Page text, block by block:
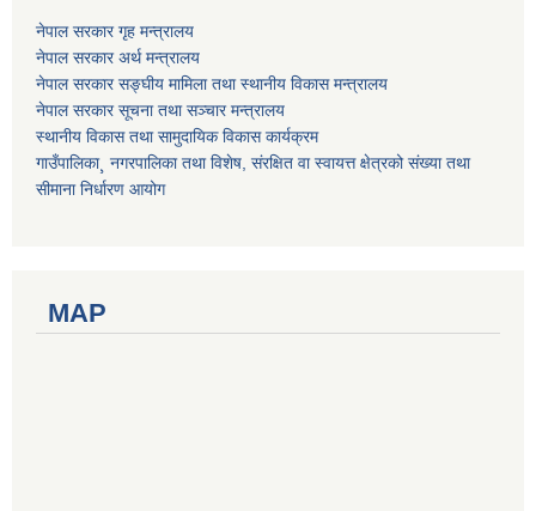
नेपाल सरकार गृह मन्त्रालय
नेपाल सरकार अर्थ मन्त्रालय
नेपाल सरकार सङ्घीय मामिला तथा स्थानीय विकास मन्त्रालय
नेपाल सरकार सूचना तथा सञ्चार मन्त्रालय
स्थानीय विकास तथा सामुदायिक विकास कार्यक्रम
गाउँपालिका¸ नगरपालिका तथा विशेष, संरक्षित वा स्वायत्त क्षेत्रको संख्या तथा
सीमाना निर्धारण आयोग
MAP